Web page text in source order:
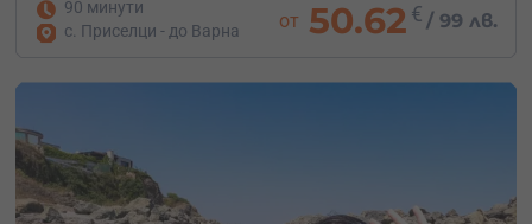
90 минути
с. Приселци - до Варна
от 50.62 € / 99 лв.